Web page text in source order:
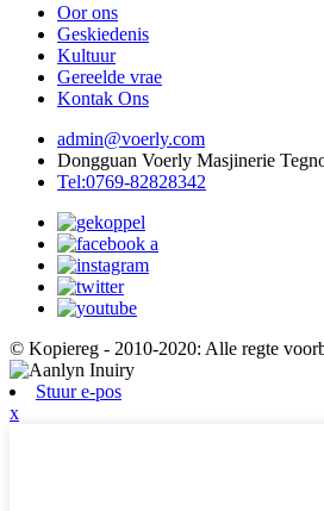
Oor ons
Geskiedenis
Kultuur
Gereelde vrae
Kontak Ons
admin@voerly.com
Dongguan Voerly Masjinerie
Tel:0769-82828342
© Kopiereg - 2010-2020: Alle regte
Stuur e-pos
x